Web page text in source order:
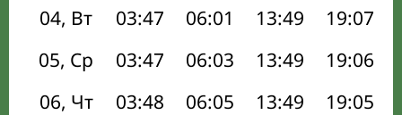
04, Вт
03:47 06:01 13:49 19:07
05, Ср
03:47 06:03 13:49 19:06
06, Чт
03:48 06:05 13:49 19:05